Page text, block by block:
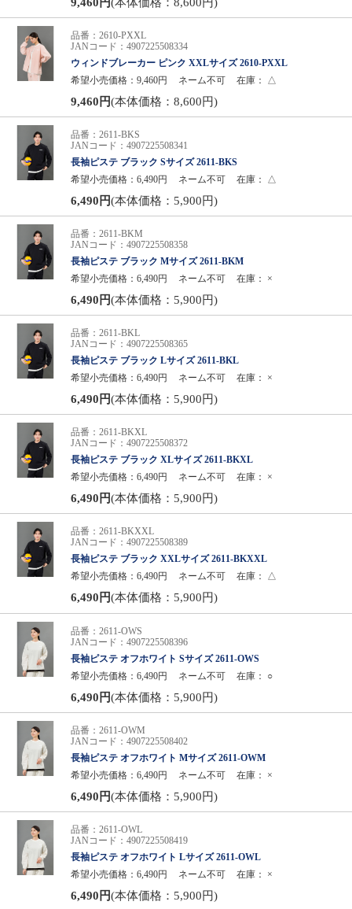
品番：2610-PXXL
JANコード：4907225508334
ウィンドブレーカー ピンク XXLサイズ 2610-PXXL
希望小売価格：9,460円
ネーム不可 在庫： △
9,460円(本体価格：8,600円)
品番：2611-BKS
JANコード：4907225508341
長袖ピステ ブラック Sサイズ 2611-BKS
希望小売価格：6,490円
ネーム不可 在庫： △
6,490円(本体価格：5,900円)
品番：2611-BKM
JANコード：4907225508358
長袖ピステ ブラック Mサイズ 2611-BKM
希望小売価格：6,490円
ネーム不可 在庫： ×
6,490円(本体価格：5,900円)
品番：2611-BKL
JANコード：4907225508365
長袖ピステ ブラック Lサイズ 2611-BKL
希望小売価格：6,490円
ネーム不可 在庫： ×
6,490円(本体価格：5,900円)
品番：2611-BKXL
JANコード：4907225508372
長袖ピステ ブラック XLサイズ 2611-BKXL
希望小売価格：6,490円
ネーム不可 在庫： ×
6,490円(本体価格：5,900円)
品番：2611-BKXXL
JANコード：4907225508389
長袖ピステ ブラック XXLサイズ 2611-BKXXL
希望小売価格：6,490円
ネーム不可 在庫： △
6,490円(本体価格：5,900円)
品番：2611-OWS
JANコード：4907225508396
長袖ピステ オフホワイト Sサイズ 2611-OWS
希望小売価格：6,490円
ネーム不可 在庫： ○
6,490円(本体価格：5,900円)
品番：2611-OWM
JANコード：4907225508402
長袖ピステ オフホワイト Mサイズ 2611-OWM
希望小売価格：6,490円
ネーム不可 在庫： ×
6,490円(本体価格：5,900円)
品番：2611-OWL
JANコード：4907225508419
長袖ピステ オフホワイト Lサイズ 2611-OWL
希望小売価格：6,490円
ネーム不可 在庫： ×
6,490円(本体価格：5,900円)